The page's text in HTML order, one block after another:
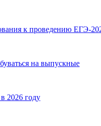
к проведению ЕГЭ-
на выпускные
2026 году